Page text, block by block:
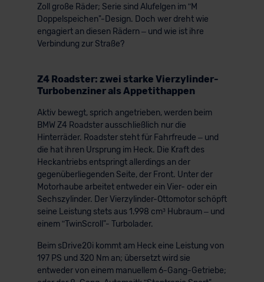
Zoll große Räder; Serie sind Alufelgen im ʺM
Doppelspeichen"-Design. Doch wer dreht wie
engagiert an diesen Rädern – und wie ist ihre
Verbindung zur Straße?
Z4 Roadster: zwei starke Vierzylinder-
Turbobenziner als Appetithappen
Aktiv bewegt, sprich angetrieben, werden beim
BMW Z4 Roadster ausschließlich nur die
Hinterräder. Roadster steht für Fahrfreude – und
die hat ihren Ursprung im Heck. Die Kraft des
Heckantriebs entspringt allerdings an der
gegenüberliegenden Seite, der Front. Unter der
Motorhaube arbeitet entweder ein Vier- oder ein
Sechszylinder. Der Vierzylinder-Ottomotor schöpft
seine Leistung stets aus 1.998 cm³ Hubraum – und
einem ʺTwinScroll"- Turbolader.
Beim sDrive20i kommt am Heck eine Leistung von
197 PS und 320 Nm an; übersetzt wird sie
entweder von einem manuellem 6-Gang-Getriebe;